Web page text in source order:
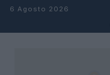
Salta al contenuto
6 Agosto 2026